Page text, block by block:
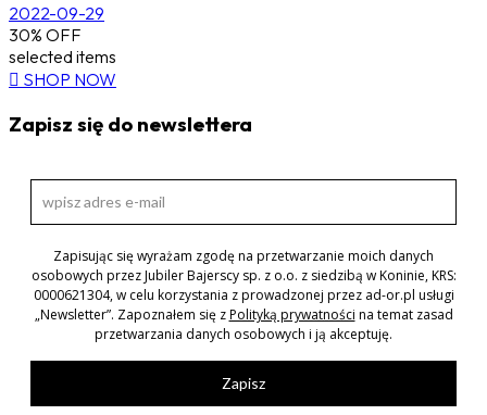
2022-09-29
30% OFF
selected items
SHOP NOW
Zapisz się do newslettera
Zapisując się wyrażam zgodę na przetwarzanie moich danych
osobowych przez Jubiler Bajerscy sp. z o.o. z siedzibą w Koninie, KRS:
0000621304, w celu korzystania z prowadzonej przez ad-or.pl usługi
„Newsletter”. Zapoznałem się zPolityką prywatności na temat zasad
przetwarzania danych osobowych i ją akceptuję.
Zapisz